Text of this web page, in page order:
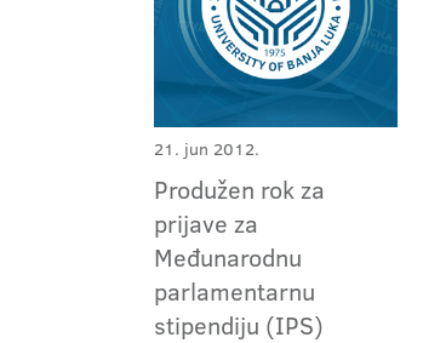
21. jun 2012.
Produžen rok za
prijave za
Međunarodnu
parlamentarnu
stipendiju (IPS)